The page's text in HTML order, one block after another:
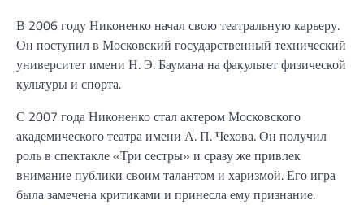
В 2006 году Никоненко начал свою театральную карьеру.
Он поступил в Московский государственный технический
университет имени Н. Э. Баумана на факультет физической
культуры и спорта.
С 2007 года Никоненко стал актером Московского
академического театра имени А. П. Чехова. Он получил
роль в спектакле «Три сестры» и сразу же привлек
внимание публики своим талантом и харизмой. Его игра
была замечена критиками и принесла ему признание.